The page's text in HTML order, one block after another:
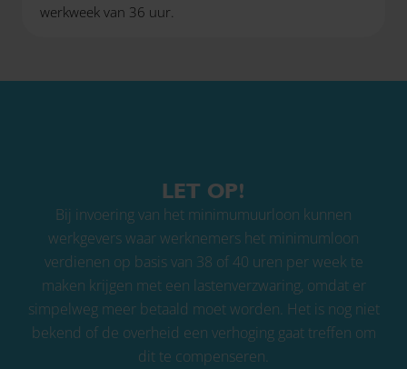
werkweek van 36 uur.
LET OP!
Bij invoering van het minimumuurloon kunnen
werkgevers waar werknemers het minimumloon
verdienen op basis van 38 of 40 uren per week te
maken krijgen met een lastenverzwaring, omdat er
simpelweg meer betaald moet worden. Het is nog niet
bekend of de overheid een verhoging gaat treffen om
dit te compenseren.